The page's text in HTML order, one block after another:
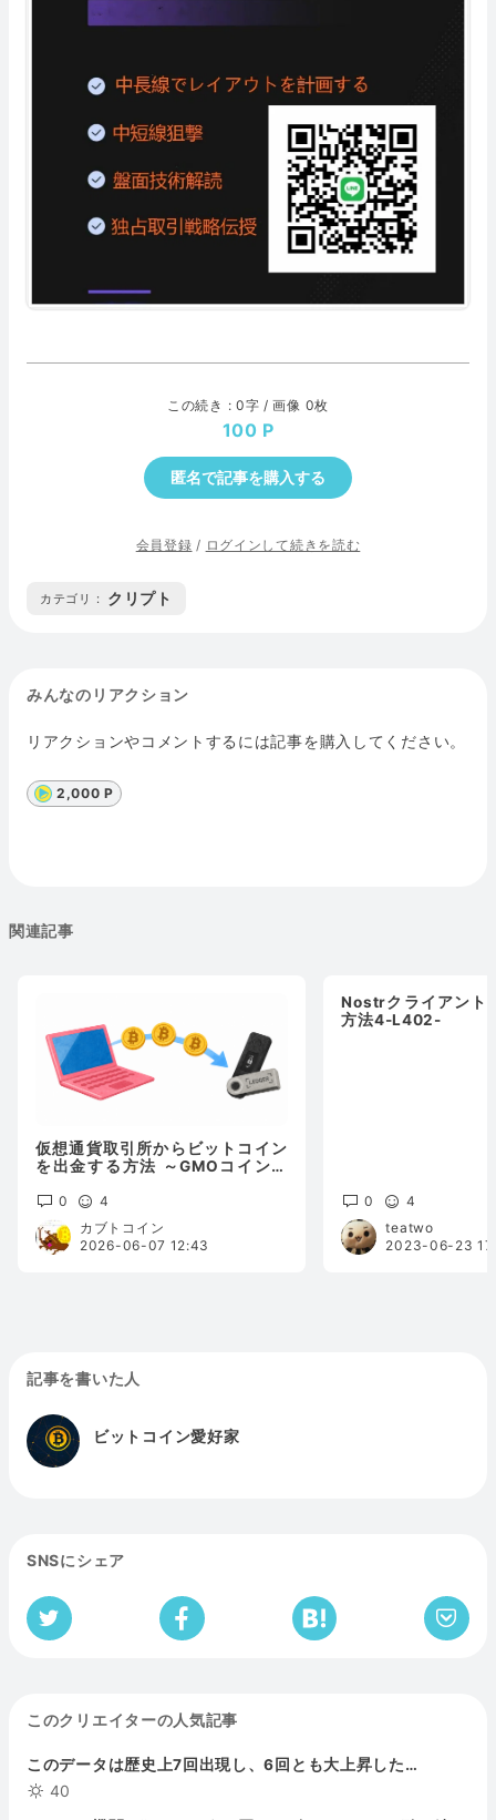
この続き : 0字 / 画像 0枚
100
匿名で記事を購入する
会員登録 / ログインして続きを読む
カテゴリ : クリプト
みんなのリアクション
リアクションやコメントするには記事を購入してください。
2,000 P
関連記事
仮想通貨取引所からビットコイン
を出金する方法 ～GMOコイン編
0
4
カブトコイン
2026-06-07 12:43
Nostrクライアント
方法4-L402-
0
4
teatwo
2023-06-23
記事を書いた人
ビットコイン愛好家
SNSにシェア
このクリエイターの人気記事
このデータは歴史上7回出現し、6回とも大上昇した…
40